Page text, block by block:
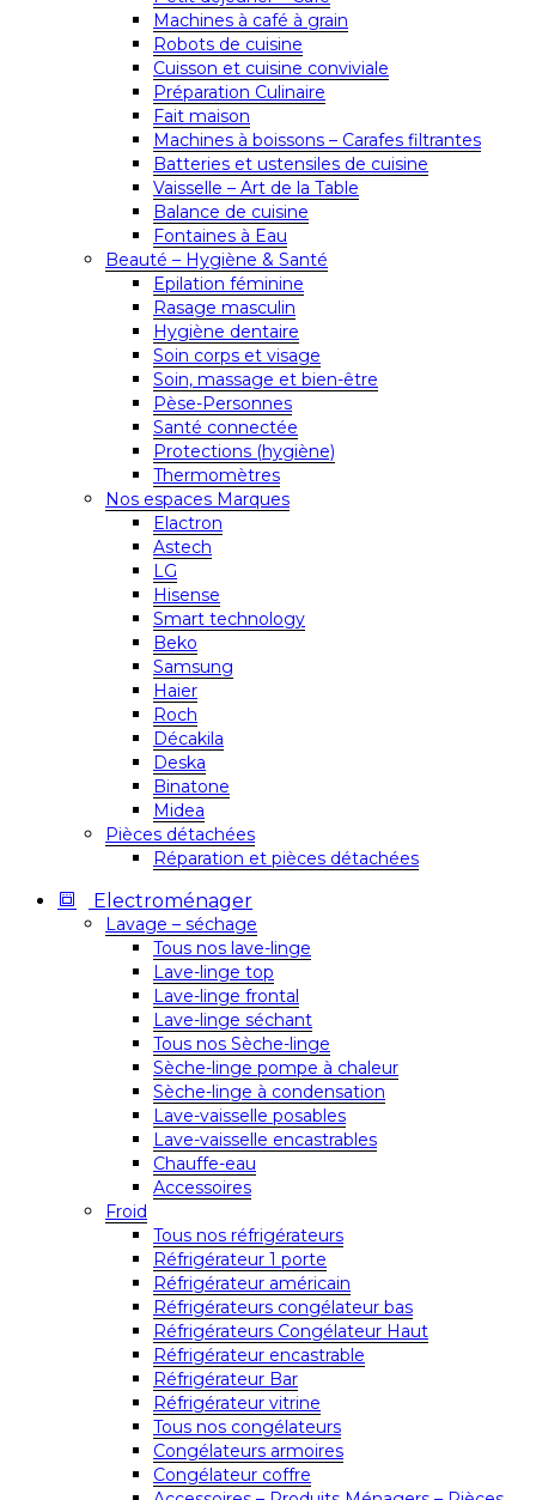
Machines à café à grain
Robots de cuisine
Cuisson et cuisine conviviale
Préparation Culinaire
Fait maison
Machines à boissons – Carafes filtrantes
Batteries et ustensiles de cuisine
Vaisselle – Art de la Table
Balance de cuisine
Fontaines à Eau
Beauté – Hygiène & Santé
Epilation féminine
Rasage masculin
Hygiène dentaire
Soin corps et visage
Soin, massage et bien-être
Pèse-Personnes
Santé connectée
Protections (hygiène)
Thermomètres
Nos espaces Marques
Elactron
Astech
LG
Hisense
Smart technology
Beko
Samsung
Haier
Roch
Décakila
Deska
Binatone
Midea
Pièces détachées
Réparation et pièces détachées
Electroménager
Lavage – séchage
Tous nos lave-linge
Lave-linge top
Lave-linge frontal
Lave-linge séchant
Tous nos Sèche-linge
Sèche-linge pompe à chaleur
Sèche-linge à condensation
Lave-vaisselle posables
Lave-vaisselle encastrables
Chauffe-eau
Accessoires
Froid
Tous nos réfrigérateurs
Réfrigérateur 1 porte
Réfrigérateur américain
Réfrigérateurs congélateur bas
Réfrigérateurs Congélateur Haut
Réfrigérateur encastrable
Réfrigérateur Bar
Réfrigérateur vitrine
Tous nos congélateurs
Congélateurs armoires
Congélateur coffre